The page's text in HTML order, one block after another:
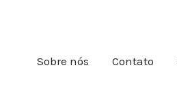
Sobre nós Contato